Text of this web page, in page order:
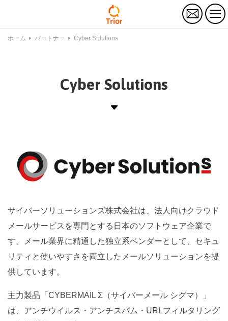
お
問
ホーム パートナー Cyber Solutions
Cyber Solutions
サイバーソリューションズ株式会社は、法人向けクラウド
メールサービスを専門とする日本のソフトウェア企業で
す。メール業界に精通した独立系ベンダーとして、セキュ
リティと使いやすさを両立したメールソリューションを提
供しています。
主力製品「CYBERMAIL Σ（サイバーメール シグマ）」
は、アンチウイルス・アンチスパム・URLフィルタリング